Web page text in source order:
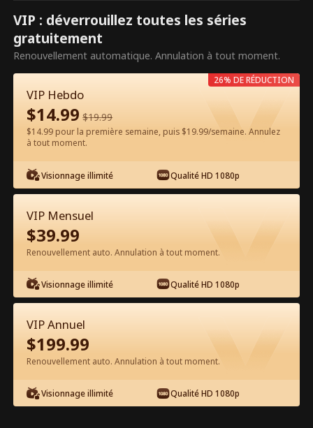
Ce sont des épisodes payants.
Débloquez pour regarder.
Regarder gratuitement sur l'App
Épisode 35 - Sa lumière brille sans toi
Film complet
1-50 51-81 Tous les épisodes
VIP : déverrouillez toutes les séries
gratuitement
Renouvellement automatique. Annulation à tout moment.
VIP Hebdo
$14.99 $19.99
$14.99 pour la première semaine, puis $19.99/semaine. Annulez
à tout moment.
Visionnage illimité Qualité HD 1080p
26% DE RÉDUCTION
VIP Mensuel
$39.99
Renouvellement auto. Annulation à tout moment.
Visionnage illimité Qualité HD 1080p
VIP Annuel
$199.99
Renouvellement auto. Annulation à tout moment.
Visionnage illimité Qualité HD 1080p